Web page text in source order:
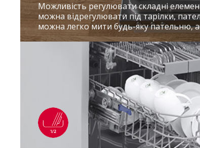
Можливість регулювати складні
можна відрегулювати під тарілки,
можна легко мити будь-яку пательню,